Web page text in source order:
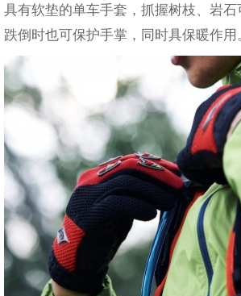
具有软垫的单车手套，抓握树枝、岩
跌倒时也可保护手掌，同时具保暖作用